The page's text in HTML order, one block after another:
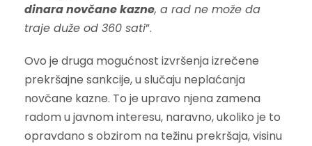
dinara novčane kazne, a rad ne može da
traje duže od 360 sati”.
Ovo je druga mogućnost izvršenja izrečene
prekršajne sankcije, u slučaju neplaćanja
novčane kazne. To je upravo njena zamena
radom u javnom interesu, naravno, ukoliko je to
opravdano s obzirom na težinu prekršaja, visinu